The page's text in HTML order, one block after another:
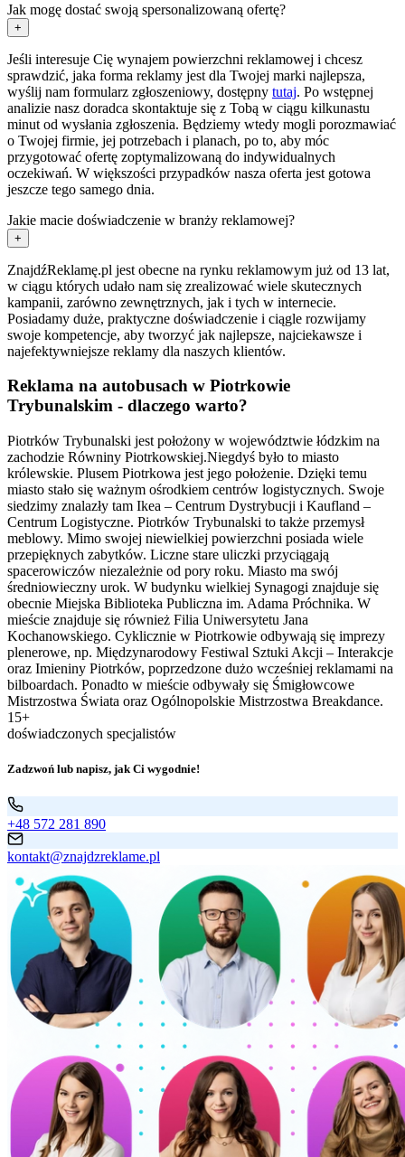
Jak mogę dostać swoją spersonalizowaną ofertę?
+
Jeśli interesuje Cię wynajem powierzchni reklamowej i chcesz
sprawdzić, jaka forma reklamy jest dla Twojej marki najlepsza,
wyślij nam formularz zgłoszeniowy, dostępny tutaj. Po wstępnej
analizie nasz doradca skontaktuje się z Tobą w ciągu kilkunastu
minut od wysłania zgłoszenia. Będziemy wtedy mogli porozmawiać
o Twojej firmie, jej potrzebach i planach, po to, aby móc
przygotować ofertę zoptymalizowaną do indywidualnych
oczekiwań. W większości przypadków nasza oferta jest gotowa
jeszcze tego samego dnia.
Jakie macie doświadczenie w branży reklamowej?
+
ZnajdźReklamę.pl jest obecne na rynku reklamowym już od 13 lat,
w ciągu których udało nam się zrealizować wiele skutecznych
kampanii, zarówno zewnętrznych, jak i tych w internecie.
Posiadamy duże, praktyczne doświadczenie i ciągle rozwijamy
swoje kompetencje, aby tworzyć jak najlepsze, najciekawsze i
najefektywniejsze reklamy dla naszych klientów.
Reklama na autobusach w Piotrkowie
Trybunalskim - dlaczego warto?
Piotrków Trybunalski jest położony w województwie łódzkim na
zachodzie Równiny Piotrkowskiej.Niegdyś było to miasto
królewskie. Plusem Piotrkowa jest jego położenie. Dzięki temu
miasto stało się ważnym ośrodkiem centrów logistycznych. Swoje
siedzimy znalazły tam Ikea – Centrum Dystrybucji i Kaufland –
Centrum Logistyczne. Piotrków Trybunalski to także przemysł
meblowy. Mimo swojej niewielkiej powierzchni posiada wiele
przepięknych zabytków. Liczne stare uliczki przyciągają
spacerowiczów niezależnie od pory roku. Miasto ma swój
średniowieczny urok. W budynku wielkiej Synagogi znajduje się
obecnie Miejska Biblioteka Publiczna im. Adama Próchnika. W
mieście znajduje się również Filia Uniwersytetu Jana
Kochanowskiego. Cyklicznie w Piotrkowie odbywają się imprezy
plenerowe, np. Międzynarodowy Festiwal Sztuki Akcji – Interakcje
oraz Imieniny Piotrków, poprzedzone dużo wcześniej reklamami na
bilboardach. Ponadto w mieście odbywały się Śmigłowcowe
Mistrzostwa Świata oraz Ogólnopolskie Mistrzostwa Breakdance.
15+
doświadczonych specjalistów
Zadzwoń lub napisz, jak Ci wygodnie!
+48 572 281 890
kontakt@znajdzreklame.pl